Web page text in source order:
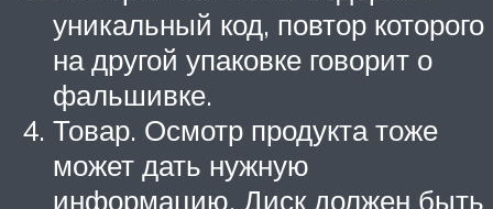
уникальный код, повтор которого
на другой упаковке говорит о
фальшивке.
Товар. Осмотр продукта тоже
может дать нужную
информацию. Диск должен быть